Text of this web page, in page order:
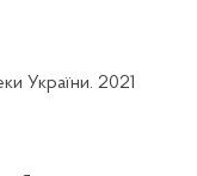
України. 2021